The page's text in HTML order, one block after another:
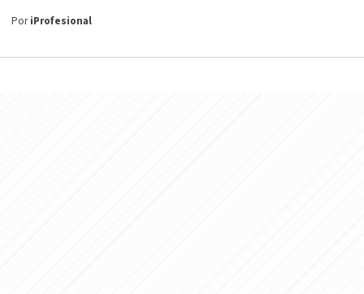
PoriProfesional